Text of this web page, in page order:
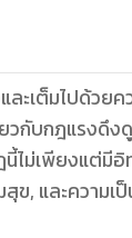
ละเต็มไปด้วย
ยวกับกฎแรงดึ
ม่เพียงแต่มีอิ
, และความเป็